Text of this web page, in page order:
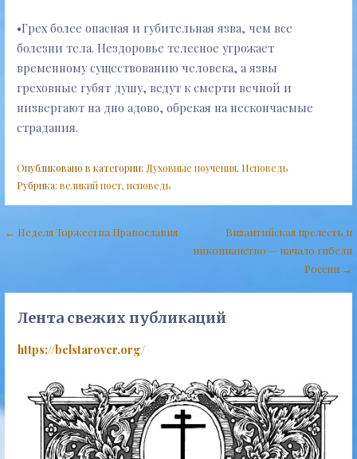
•Грех более опасная и губительная язва, чем все
болезни тела. Нездоровье телесное угрожает
временному существованию человека, а язвы
греховные губят душу, ведут к смерти вечной и
низвергают на дно адово, обрекая на нескончаемые
страдания.
Опубликовано в категории: Духовные поучения, Исповедь
Рубрика: великий пост, исповедь
Навигация
записям
← Неделя Торжества Православия
Византийская прелесть и
никонианство — начало гибели
России →
Лента свежих публикаций
https://belstarover.org/